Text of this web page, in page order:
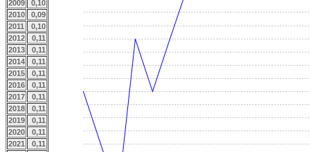
2009
0,10
2010
0,09
2011
0,10
2012
0,11
2013
0,11
2014
0,11
2015
0,11
2016
0,11
2017
0,11
2018
0,11
2019
0,11
2020
0,11
2021
0,11